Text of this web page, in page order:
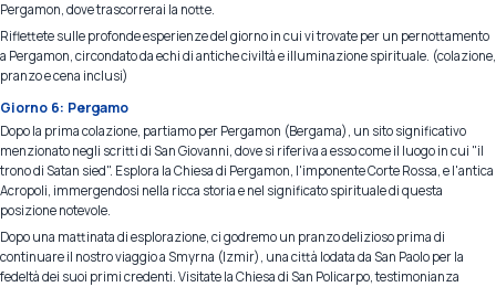
Pergamon, dove trascorrerai la notte.
Riflettete sulle profonde esperienze del giorno in cui vi trovate per un pernottamento
a Pergamon, circondato da echi di antiche civiltà e illuminazione spirituale. (colazione,
pranzo e cena inclusi)
Giorno 6: Pergamo
Dopo la prima colazione, partiamo per Pergamon (Bergama), un sito significativo
menzionato negli scritti di San Giovanni, dove si riferiva a esso come il luogo in cui "il
trono di Satan sied". Esplora la Chiesa di Pergamon, l'imponente Corte Rossa, e l'antica
Acropoli, immergendosi nella ricca storia e nel significato spirituale di questa
posizione notevole.
Dopo una mattinata di esplorazione, ci godremo un pranzo delizioso prima di
continuare il nostro viaggio a Smyrna (Izmir), una città lodata da San Paolo per la
fedeltà dei suoi primi credenti. Visitate la Chiesa di San Policarpo, testimonianza